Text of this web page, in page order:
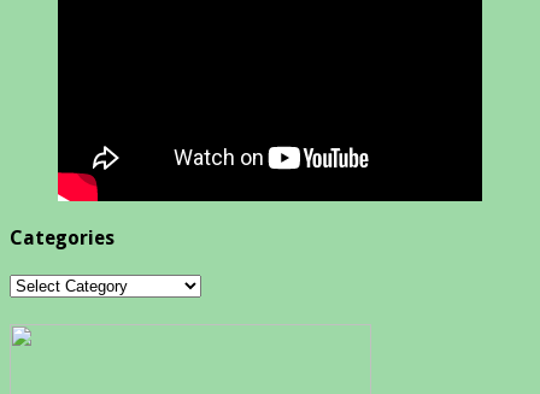
Categories
Categories